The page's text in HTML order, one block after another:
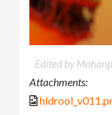
Edited by
Attachments: